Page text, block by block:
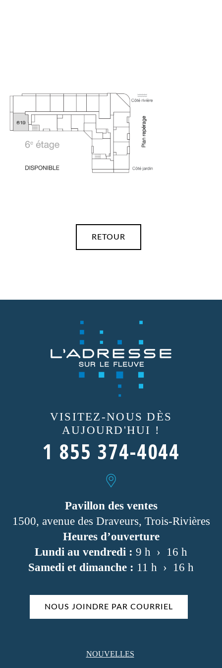
RETOUR
VISITEZ-NOUS DÈS
AUJOURD'HUI !
1 855 374-4044
Pavillon des ventes
1500, avenue des Draveurs, Trois-Rivières
Heures d’ouverture
Lundi au vendredi : 9 h › 16 h
Samedi et dimanche : 11 h › 16 h
NOUS JOINDRE PAR COURRIEL
NOUVELLES